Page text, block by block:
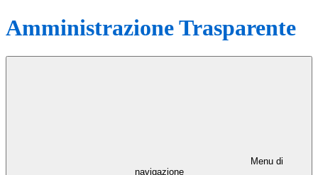
Amministrazione Trasparente
Menu di
navigazione